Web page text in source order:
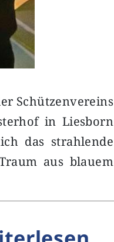
Schützenvereins
in Liesborn
das strahlende
aus blauem